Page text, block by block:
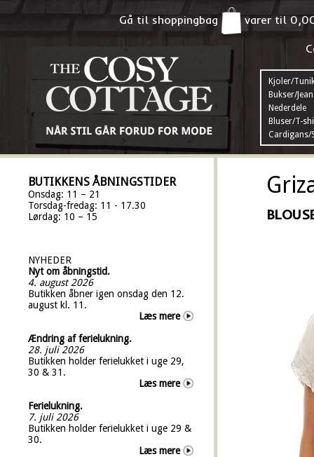
Gå til shoppingbag varer til
Kjoler/
Bukser/
Nederdele
Bluser/T-
Cardigans/
BUTIKKENS ÅBNINGSTIDER
Onsdag: 11 – 21
Torsdag-fredag: 11 - 17.30
Lørdag: 10 – 15
NYHEDER
Nyt om åbningstid.
4. august 2026
Butikken åbner igen onsdag den 12.
august kl. 11.
Læs mere
Ændring af ferielukning.
28. juli 2026
Butikken holder ferielukket i uge 29,
30 & 31.
Læs mere
Ferielukning.
7. juli 2026
Butikken holder ferielukket i uge 29 &
30.
Læs mere